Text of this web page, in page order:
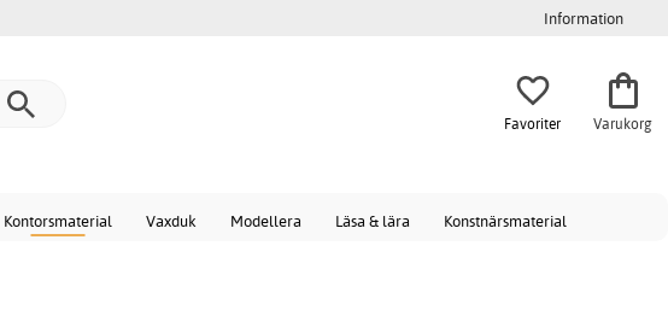
Information
Favoriter Varukorg
Kontorsmaterial Vaxduk Modellera Läsa & lära Konstnärsmaterial